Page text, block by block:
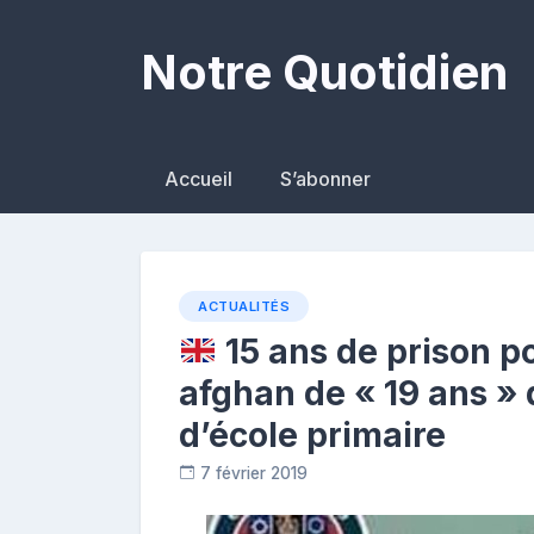
Notre Quotidien
Accueil S’abonner
ACTUALITÉS
15 ans de prison
afghan de « 19 ans
d’école primaire
7 février 2019
o